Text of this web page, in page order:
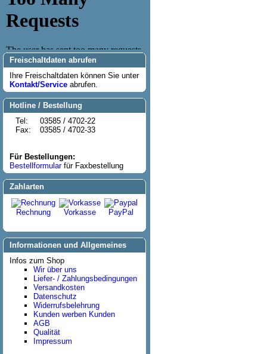
Freischaltdaten abrufen
Ihre Freischaltdaten können Sie unter
Kontakt/Service abrufen.
Hotline / Bestellung
Tel:
Fax:
03585 / 4702-22
03585 / 4702-33
Für Bestellungen:
Bestellformularfür Faxbestellung
Zahlarten
Rechnung Vorkasse PayPal
Informationen und Allgemeines
Infos zum Shop
Wir über uns
Liefer- / Zahlungsbedingungen
Versandkosten
Datenschutz
Widerrufsbelehrung
Kunden werben Kunden
AGB
Qualität
Impressum